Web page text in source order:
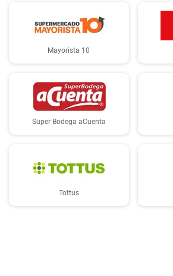
Mayorista 10
Super Bodega aCuenta
Tottus